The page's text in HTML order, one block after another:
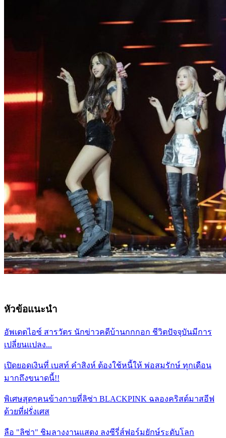
หัวข้อแนะนำ
อัพเดตไอซ์ สารวัตร นักข่าวคดีบ้านกกกอก ชีวิตปัจจุบันมีการ
เปลี่ยนแปลง...
เปิดยอดเงินที่ เบสท์ คำสิงห์ ต้องใช้หนี้ให้ พ่อสมรักษ์ ทุกเดือน
มากถึงขนาดนี้!!
พิเศษสุดๆคนข้างกายที่ลิซ่า BLACKPINK ฉลองคริสต์มาสอีฟ
ด้วยที่ฝรั่งเศส
ลือ "ลิซ่า" ชิมลางงานแสดง ลงซีรี่ส์ฟอร์มยักษ์ระดับโลก